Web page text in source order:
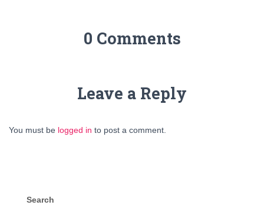
0 Comments
Leave a Reply
You must be logged in to post a comment.
Search